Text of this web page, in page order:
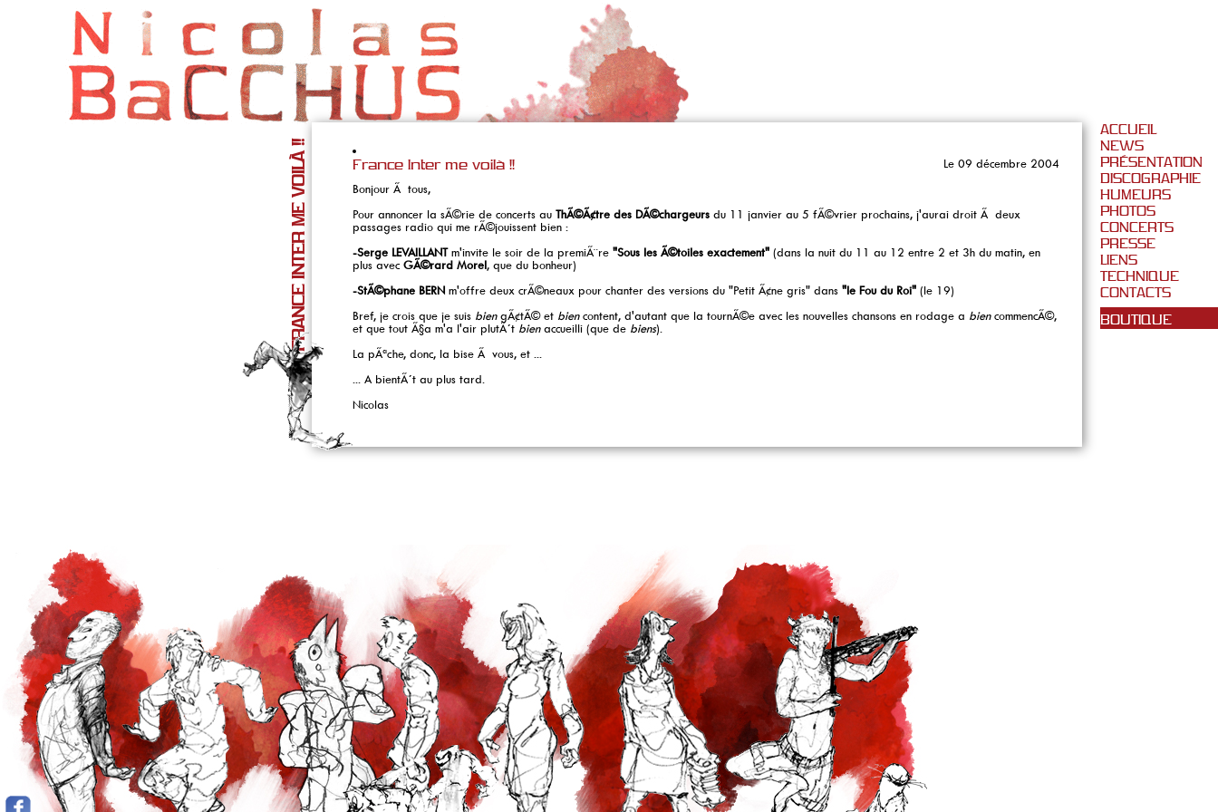
ACCUEIL
NEWS
PRÉSENTATION
DISCOGRAPHIE
HUMEURS
PHOTOS
CONCERTS
PRESSE
LIENS
TECHNIQUE
CONTACTS
BOUTIQUE
FRANCE INTER ME VOILÀ !! France Inter me voilà !!
Le 09 décembre 2004
Bonjour Ã tous,
Pour annoncer la sÃ©rie de concerts au ThÃ©Ã¢tre des DÃ©chargeurs du 11 janvier au 5 fÃ©vrier prochains, j'aurai droit Ã deux
passages radio qui me rÃ©jouissent bien :
-Serge LEVAILLANTm'invite le soir de la premiÃ¨re "Sous les Ã©toiles exactement" (dans la nuit du 11 au 12 entre 2 et 3h du matin, en
plus avec GÃ©rard Morel, que du bonheur)
-StÃ©phane BERN m'offre deux crÃ©neaux pour chanter des versions du "Petit Ã¢ne gris" dans "le Fou du Roi" (le 19)
Bref, je crois que je suis biengÃ¢tÃ© et biencontent, d'autant que la tournÃ©e avec les nouvelles chansons en rodage a biencommencÃ©,
et que tout Ã§a m'a l'air plutÃ´t bienaccueilli (que de biens).
La pÃªche, donc, la bise Ã vous, et ...
... A bientÃ´t au plus tard.
Nicolas